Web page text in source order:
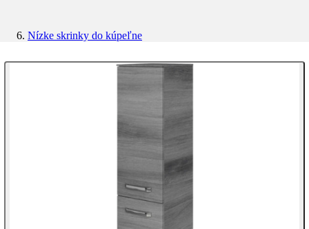
Nízke skrinky do kúpeľne